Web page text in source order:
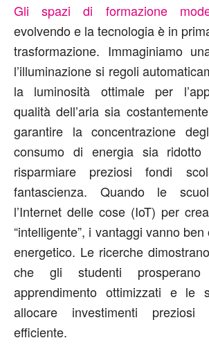
Gli spazi di formazione
evolvendo e la tecnologia è in
trasformazione. Immaginiamo
l’illuminazione si regoli
la luminosità ottimale per
qualità dell’aria sia
garantire la concentrazione
consumo di energia sia
risparmiare preziosi fondi
fantascienza. Quando le
l’Internet delle cose (IoT) per
“intelligente”, i vantaggi vanno
energetico. Le ricerche
che gli studenti
apprendimento ottimizzati e le
allocare investimenti
efficiente.